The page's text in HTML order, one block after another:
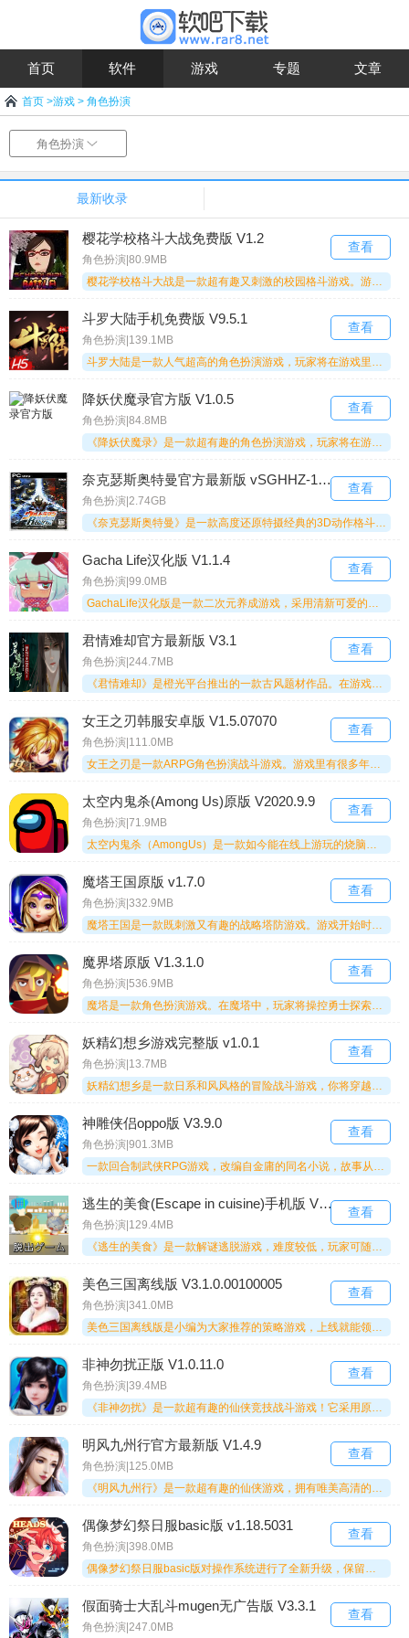
首页 软件 游戏 专题 文章
首页 >游戏 > 角色扮演
角色扮演
最新收录
樱花学校格斗大战免费版 V1.2
角色扮演|80.9MB
樱花学校格斗大战是一款超有趣又刺激的校园格斗游戏。游戏里的画面特别精美，还有各种玩家熟悉的角色供你自由挑选，开启不一样的体验。它秉持公平公正的原则，操作起来也很简单，快来樱花学校格斗大战挑战一下吧！
查看
斗罗大陆手机免费版 V9.5.1
角色扮演|139.1MB
斗罗大陆是一款人气超高的角色扮演游戏，玩家将在游戏里踏入一个充满趣味的世界。你可以挑选心仪的角色开启冒险之旅，还有多样模式与道具等你探索体验。游戏玩法丰富又有趣，喜欢这类游戏的玩家，快来斗罗大陆开启你的冒险吧！
查看
降妖伏魔录官方版 V1.0.5
角色扮演|84.8MB
《降妖伏魔录》是一款超有趣的角色扮演游戏，玩家将在游戏里开启一段全新的降妖除魔冒险之旅。这款游戏操作简单又好玩，还有超多副本等着大家去探索，玩法十分丰富，能给喜爱这类游戏的小伙伴们带来更多欢乐体验。喜欢这类游戏的朋友们，不妨来《降妖伏魔录》里一起体验一番吧！
查看
奈克瑟斯奥特曼官方最新版 vSGHHZ-1334
角色扮演|2.74GB
《奈克瑟斯奥特曼》是一款高度还原特摄经典的3D动作格斗游戏，它以原作世界观为基础，完整展现了姬矢准、千树怜两位适能者与异生兽军团之间的宿命对决。游戏支持多形态切换、连招系统以及真实的打击反馈，既具有剧情沉浸感，又能带来竞技的爽快感，是奥特曼粉丝不容错过的正版授权格斗体验。
查看
Gacha Life汉化版 V1.1.4
角色扮演|99.0MB
GachaLife汉化版是一款二次元养成游戏，采用清新可爱的卡通风格，提供了丰富多样的角色供玩家选择。每个角色都有独特的外貌与性格，玩家还能对角色进行深度自定义，调整发型、眼睛、嘴巴等细节，与其他角色展开剧情互动！快来体验吧！
查看
君情难却官方最新版 V3.1
角色扮演|244.7MB
《君情难却》是橙光平台推出的一款古风题材作品。在游戏中，玩家将化身为一位生命垂危的女主角，为了延续自己的生命而不断努力，然而在此过程中，却意外邂逅了一段刻骨铭心的爱情。游戏玩法简洁易懂，感兴趣的玩家不妨进入《君情难却》的世界，为自己的生存与情感而追寻。
查看
女王之刃韩服安卓版 V1.5.07070
角色扮演|111.0MB
女王之刃是一款ARPG角色扮演战斗游戏。游戏里有很多年轻的女士。游戏中的职业选择都是女性角色。玩家可以在这款游戏中看到很多经典的副本、动画界面以及特殊的互动训练系统。游戏的画面非常出色，强大的战斗系统可以给玩家带来不一样的体验。有兴趣就来试试吧！
查看
太空内鬼杀(Among Us)原版 V2020.9.9
角色扮演|71.9MB
太空内鬼杀（AmongUs）是一款如今能在线上游玩的烧脑益智类游戏。在这款游戏里，玩家将体验全新的角色扮演，开启属于自己的别样人生，整个过程十分考验脑力，目标是成功找出隐藏的叛徒，快来太空内鬼杀（AmongUs）挑战一下吧。
查看
魔塔王国原版 v1.7.0
角色扮演|332.9MB
魔塔王国是一款既刺激又有趣的战略塔防游戏。游戏开始时，玩家需要挑选不同角色组建队伍，并巧妙规划战术，将角色布置到战场参与战斗。若能成功击败boss取得胜利，还能收获丰富的武器装备，从而增强队伍的整体实力。游戏的整体氛围十分轻松，玩家可以在其中放松身心，尽情构思各种新奇的战术与阵容，享受炮火交锋和战斗过程带来的乐趣。
查看
魔界塔原版 V1.3.1.0
角色扮演|536.9MB
魔塔是一款角色扮演游戏。在魔塔中，玩家将操控勇士探索神秘的魔法塔，挑战未知等级的怪物，体验庞大的天赋系统，选择自己的成长方向与随机内容，让每一次冒险都充满未知与刺激。更多精彩内容等你来探索。对魔塔感兴趣的玩家不要错过这款游戏。你还在犹豫什么？赶紧来体验吧！
查看
妖精幻想乡游戏完整版 v1.0.1
角色扮演|13.7MB
妖精幻想乡是一款日系和风风格的冒险战斗游戏，你将穿越至一个遍布妖精的村庄，开启一段奇妙的冒险旅程。这里有各式各样萌系的妖精物语，能让你体验到别具一格的剧情故事。你需要运用自己的智慧解决一个又一个难题，凭借消灭所有怪物的力量，守护村子的安全！快来尝试一下吧！
查看
神雕侠侣oppo版 V3.9.0
角色扮演|901.3MB
一款回合制武侠RPG游戏，改编自金庸的同名小说，故事从杨过幼年时期展开，一直讲述到小龙女与他定下十六年之约。游戏完整还原了原著情节，玩家能亲身经历杨过从懵懂少年蜕变为一代大侠的成长历程。此外，游戏采用全3D引擎打造，无论是画面表现还是战斗招式都十分华丽，剧情更是波澜起伏，精彩程度丝毫不亚于原著。
查看
逃生的美食(Escape in cuisine)手机版 V1.0.0a
角色扮演|129.4MB
《逃生的美食》是一款解谜逃脱游戏，难度较低，玩家可随时存档。它以新颖的题材带来不错的游玩体验，让你在享受美食的同时开动脑筋解谜。玩家还能创造不同口味的美食获取更多奖励，最终解答所有谜题。感兴趣的朋友快来体验吧！
查看
美色三国离线版 V3.1.0.00100005
角色扮演|341.0MB
美色三国离线版是小编为大家推荐的策略游戏，上线就能领取美女角色伴你成长，超多好玩的内容和模式千万别错过，招募各种历史武将为你效力，还支持放置挂机轻松提升等级，全自动化玩起来很轻松，感兴趣的话就不要错过了。
查看
非神勿扰正版 V1.0.11.0
角色扮演|39.4MB
《非神勿扰》是一款超有趣的仙侠竞技战斗游戏！它采用原始的非专业、非CD技能战斗系统，通过Unity3D引擎打造最高4K画质，带来极致粒子特效体验，完美还原剑影交织的仙侠世界，玩起来趣味十足。游戏内还有丰富玩法等你挑战，感兴趣的朋友快来试试吧！
查看
明风九州行官方最新版 V1.4.9
角色扮演|125.0MB
《明风九州行》是一款超有趣的仙侠游戏，拥有唯美高清的画面和精致的人物画风。玩家能自由挑选角色扮演，每个人都可习得专属招式，展现独特技能。你既可以独自闯荡仙界，也能组队挑战副本、击败BOSS！感兴趣的玩家千万别错过，快来体验吧！
查看
偶像梦幻祭日服basic版 v1.18.5031
角色扮演|398.0MB
偶像梦幻祭日服basic版对操作系统进行了全新升级，保留了卡牌、剧情等原有元素，同时新增了不少有趣的功能。主线章节延续了原版内容，随时可以查看，还能体验全新的剧情。此外，曲库也得到了扩充，欢迎感兴趣的朋友来试玩！
查看
假面骑士大乱斗mugen无广告版 V3.3.1
角色扮演|247.0MB
查看